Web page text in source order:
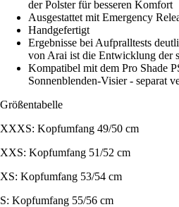
der Polster für besseren Komfort
Ausgestattet mit Emergency
Handgefertigt
Ergebnisse bei Aufpralltests
von Arai ist die Entwicklung der
Kompatibel mit dem Pro Shade
Sonnenblenden-Visier - separat
Größentabelle
XXXS: Kopfumfang 49/50 cm
XXS: Kopfumfang 51/52 cm
XS: Kopfumfang 53/54 cm
S: Kopfumfang 55/56 cm